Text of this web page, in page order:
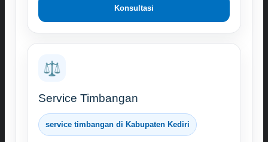
Konsultasi
⚖️
Service Timbangan
service timbangan di Kabupaten Kediri